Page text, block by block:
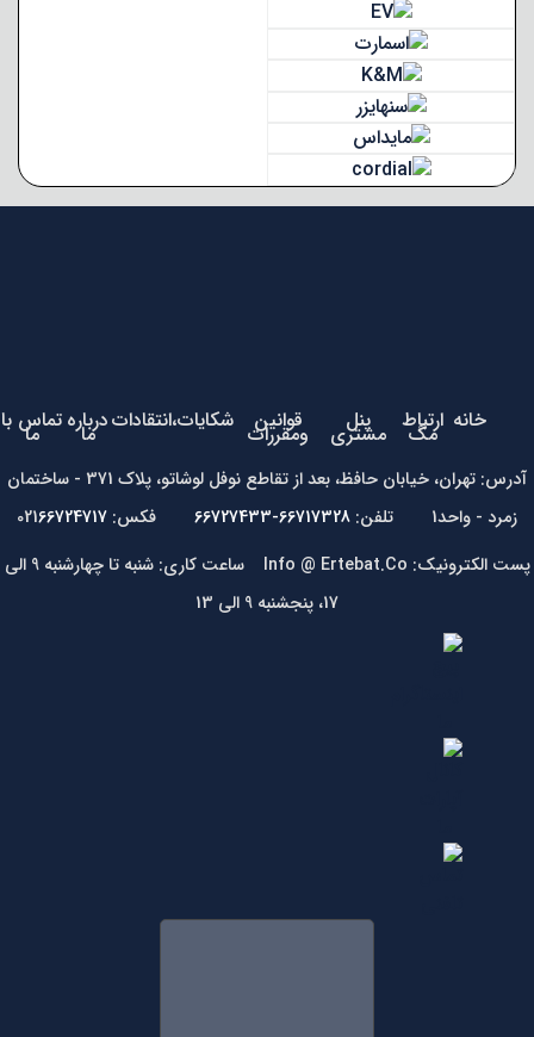
خانه ارتباط
مگ پنل
مشتری قوانین
ومقررات شکایات،انتقاداتدرباره
ما تماس با
ما
آدرس: تهران، خیابان حافظ، بعد از تقاطع نوفل لوشاتو، پلاک 371 - ساختمان
زمرد - واحد1 تلفن:
66717328-66727433 فکس: 021 66724717
پست الکترونیک: Info @ Ertebat.Co ساعت کاری: شنبه تا چهارشنبه 9 الی
17، پنجشنبه 9 الی 13